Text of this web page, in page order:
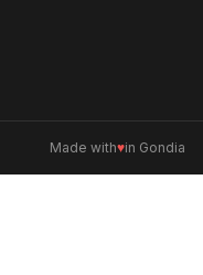
Made with♥in Gondia